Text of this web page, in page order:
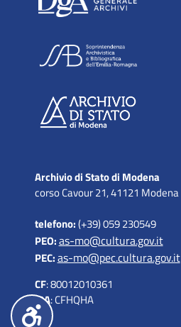
Archivio di Stato di Modena
corso Cavour 21, 41121 Modena
telefono:(+39) 059 230549
PEO:as-mo@cultura.gov.it
PEC:as-mo@pec.cultura.gov.it
CF: 80012010361
IPA: CFHQHA